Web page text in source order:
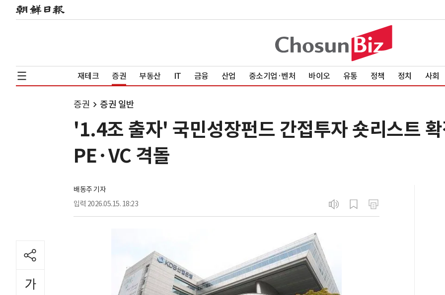
재테크 증권 부동산 IT 금융 산업 중소기업·벤처 바이오 유통 정책 정치 사회
증권 증권 일반
'1.4조 출자' 국민성장펀드 간접투자 숏리스트
PE·VC 격돌
배동주 기자
입력 2026.05.15. 18:23